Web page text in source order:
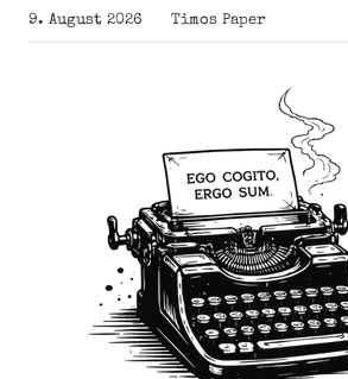
Zum
Inhalt
9. August 2026 Timos Paper